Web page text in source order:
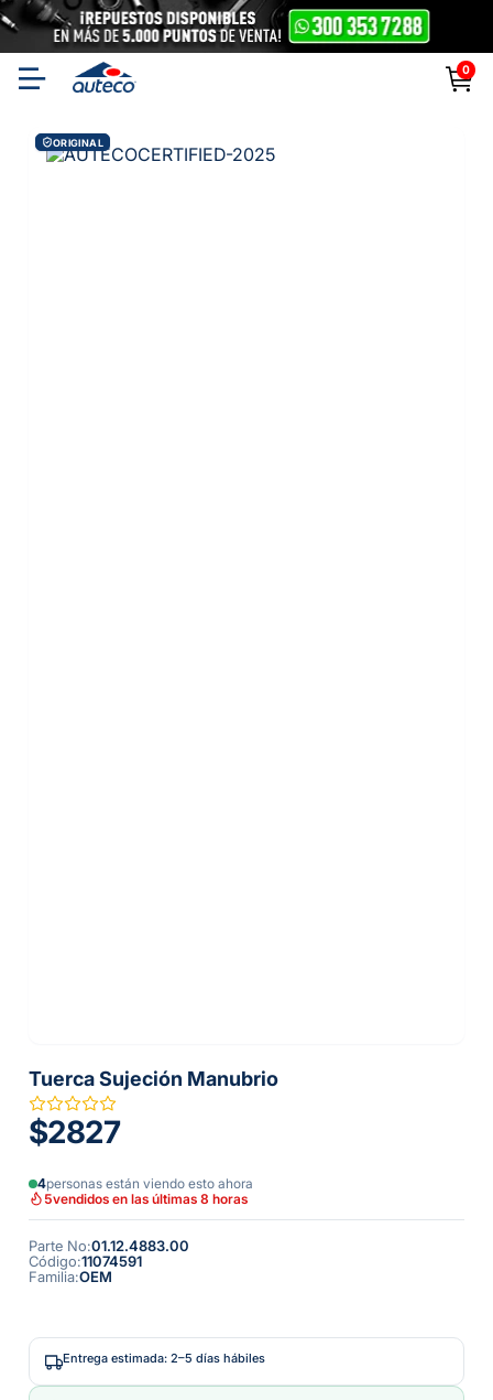
0
ORIGINAL
Tuerca Sujeción Manubrio
$2827
4personas están viendo esto ahora
5vendidos en las últimas 8 horas
Parte No:01.12.4883.00
Código:11074591
Familia:OEM
Entrega estimada: 2–5 días hábiles